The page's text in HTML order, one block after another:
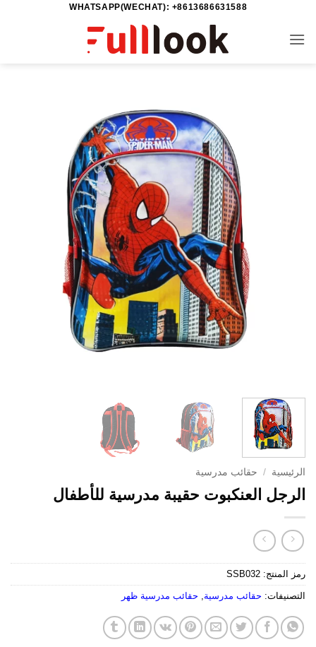
WHATSAPP(WECHAT): +8613686631588
الرئيسية / حقائب مدرسية
الرجل العنكبوت حقيبة مدرسية للأطفال
رمز المنتج: SSB032
التصنيفات: حقائب مدرسية, حقائب مدرسية ظهر